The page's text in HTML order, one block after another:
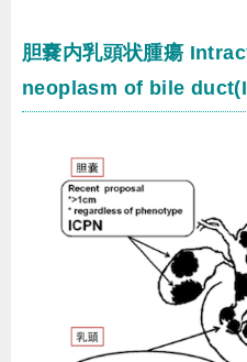
胆嚢内乳頭状腫瘍
neoplasm of bile